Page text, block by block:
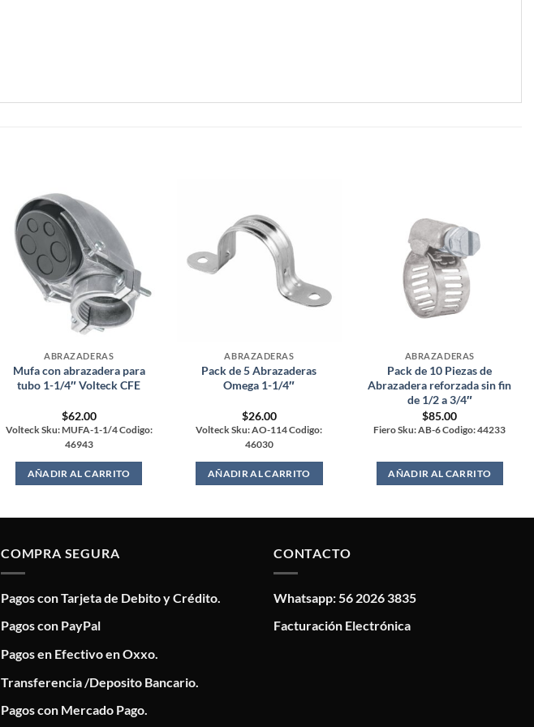
ABRAZADERAS
Mufa con abrazadera para
tubo 1-1/4″ Volteck CFE
$62.00
Volteck Sku: MUFA-1-1/4 Codigo:
46943
AÑADIR AL CARRITO
ABRAZADERAS
Pack de 5 Abrazaderas
Omega 1-1/4″
$26.00
Volteck Sku: AO-114 Codigo:
46030
AÑADIR AL CARRITO
ABRAZADERAS
Pack de 10 Piezas de
Abrazadera reforzada sin fin
de 1/2 a 3/4″
$85.00
Fiero Sku: AB-6 Codigo: 44233
AÑADIR AL CARRITO
COMPRA SEGURA
Pagos con Tarjeta de Debito y Crédito.
Pagos con PayPal
Pagos en Efectivo en Oxxo.
Transferencia /Deposito Bancario.
Pagos con Mercado Pago.
CONTACTO
Whatsapp: 56 2026 3835
Facturación Electrónica